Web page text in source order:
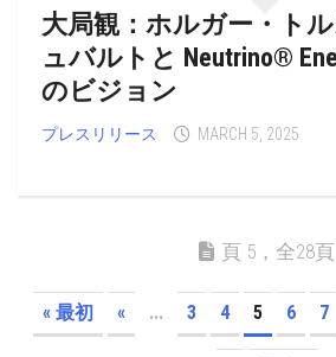
大局観：ホルガー・ト
ュバルトと Neutrino®
のビジョン
プレスリリース MARCH 5, 2025
頁 5，全28頁
« 最初 « ... 3 4 5 6 7